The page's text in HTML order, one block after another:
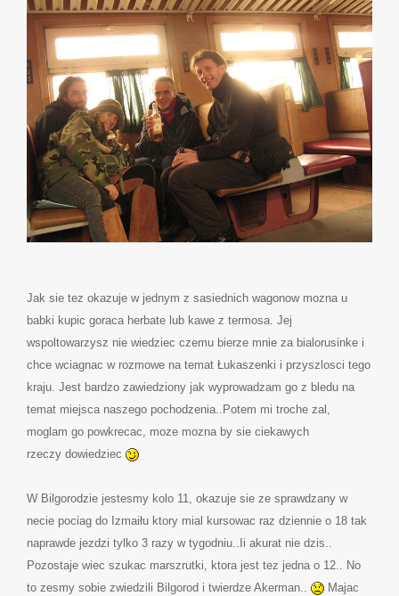
Jak sie tez okazuje w jednym z sasiednich wagonow mozna u
babki kupic goraca herbate lub kawe z termosa. Jej
wspoltowarzysz nie wiedziec czemu bierze mnie za bialorusinke i
chce wciagnac w rozmowe na temat Łukaszenki i przyszlosci tego
kraju. Jest bardzo zawiedziony jak wyprowadzam go z bledu na
temat miejsca naszego pochodzenia..Potem mi troche zal,
moglam go powkrecac, moze mozna by sie ciekawych
rzeczy dowiedziec
W Bilgorodzie jestesmy kolo 11, okazuje sie ze sprawdzany w
necie pociag do Izmaiłu ktory mial kursowac raz dziennie o 18 tak
naprawde jezdzi tylko 3 razy w tygodniu..Ii akurat nie dzis..
Pozostaje wiec szukac marszrutki, ktora jest tez jedna o 12.. No
to zesmy sobie zwiedzili Bilgorod i twierdze Akerman..
Majac